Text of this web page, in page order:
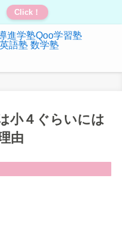
Click！
小４ぐらいには
由